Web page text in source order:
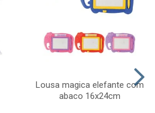
Lousa magica elefante com
abaco 16x24cm